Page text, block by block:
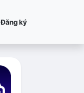
Đăng ký